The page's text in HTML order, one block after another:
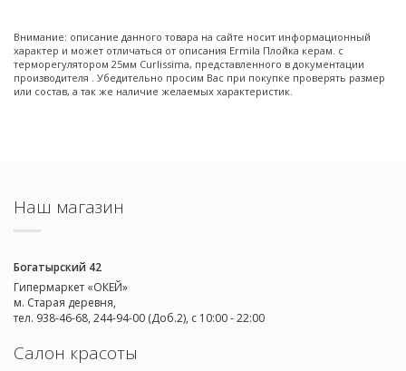
Внимание: описание данного товара на сайте носит информационный
характер и может отличаться от описания Ermila Плойка керам. с
терморегулятором 25мм Curlissima, представленного в документации
производителя . Убедительно просим Вас при покупке проверять размер
или состав, а так же наличие желаемых характеристик.
Наш магазин
Богатырский 42
Гипермаркет «ОКЕЙ»
м. Старая деревня,
тел. 938-46-68, 244-94-00 (Доб.2), c 10:00 - 22:00
Салон красоты